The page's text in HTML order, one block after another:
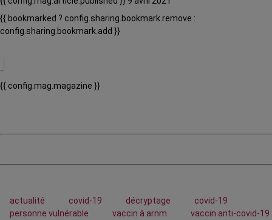
{{ bookmarked ? config.sharing.bookmark.remove :
config.sharing.bookmark.add }}
{{ config.mag.magazine }}
actualité covid-19 décryptage
covid-19
personne vulnérable
vaccin à arnm
vaccin anti-covid-19